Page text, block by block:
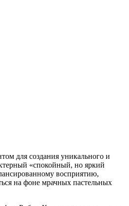
для создания уникального и
«спокойный, но яркий
восприятию,
на фоне мрачных пастельных